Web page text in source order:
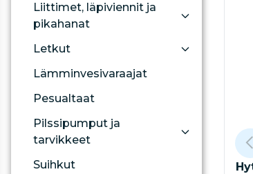
Liittimet, läpiviennit ja
pikahanat
Letkut
Lämminvesivaraajat
Pesualtaat
Pilssipumput ja
tarvikkeet
Suihkut